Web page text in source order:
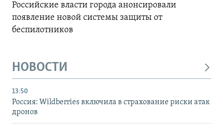
Российские власти города анонсировали
появление новой системы защиты от
беспилотников
НОВОСТИ
13:50
Россия: Wildberries включила в страхование риски атак
дронов